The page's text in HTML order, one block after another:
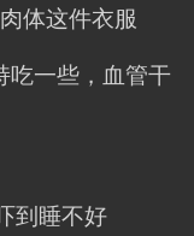
体这件衣服
吃一些，血管干
到睡不好